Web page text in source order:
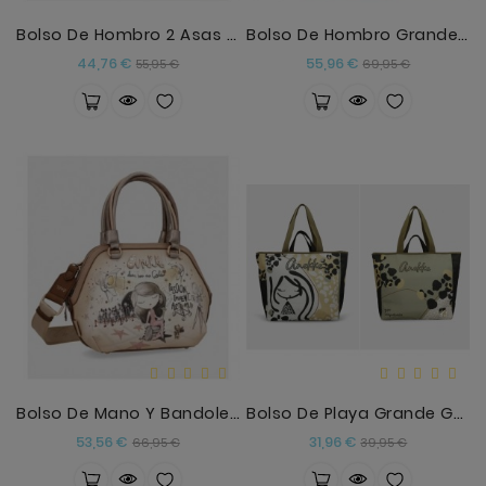
Bolso De Hombro 2 Asas Outer Anekke
44,76 € Precio
55,95 €Precio
Bolso De Hombro Grande Mademoiselle Anekke
55,96 € Precio
69,95 €Precio
Bolso De Mano Y Bandolera Hollywood
53,56 € Precio
66,95 €Precio
Bolso De Playa Grande Gaia Anekke
31,96 € Precio
39,95 €Precio